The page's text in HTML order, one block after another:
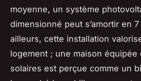
moyenne, un système
dimensionné peut s’amortir en 7
ailleurs, cette installation
logement ; une maison équipée
solaires est perçue comme un